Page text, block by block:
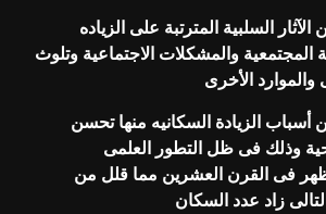
السلبية المترتبة على الزياده
المجتمعية والمشكلات الاجتماعية وتلوث
والموارد الأخرى
الزيادة السكانيه منها تحسن
وذلك فى ظل التطور العلمى
فى القرن العشرين مما قلل من
زاد عدد السكان